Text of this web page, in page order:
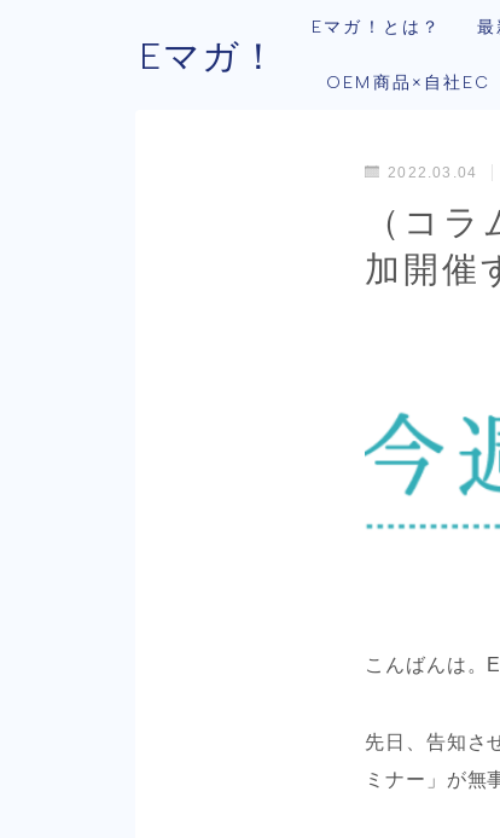
Eマガ！
Eマガ！とは？ 最
OEM商品×自社EC
2022.03.04
（コ
加開催
こんばんは。
先日、告知さ
ミナー」が無